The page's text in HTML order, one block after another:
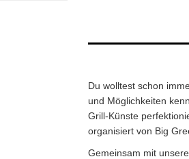
Du wolltest schon
und Möglichkeiten
Grill-Künste
organisiert von Big
Gemeinsam mit